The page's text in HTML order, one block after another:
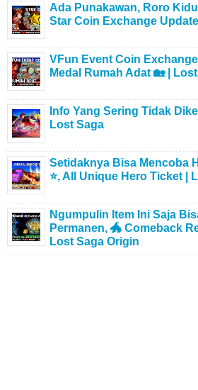
Ada Punakawan, Roro
Star Coin Exchange
VFun Event Coin
Medal Rumah Adat 🏡 |
Info Yang Sering Tidak
Lost Saga
Setidaknya Bisa Mencoba
⭐, All Unique Hero Ticket |
Ngumpulin Item Ini Saja
Permanen, 🐲 Comeback
Lost Saga Origin